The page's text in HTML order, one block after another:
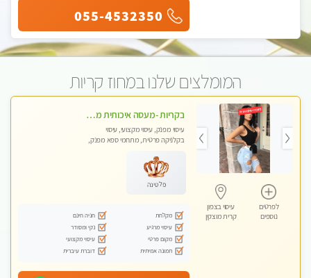
055-4532350
המומלצים שלנו במחוז קריות
לפרטים
נוספים
עיסוי בצפון
קרית מוצקין
בקריות -מעסה איכותית מקצועית ומפנקת
עיסוי מפנק, עיסוי מקצועי, עיסוי
בקלניקה פרטית, מתחמי ספא מפנק,
פלטינה
מקלחת
חניה חינם
עיסוי מרגיע
נקי ומסודר
מקום פרטי
עיסוי מקצועי
תמונה אמיתית
דוברת עיברית